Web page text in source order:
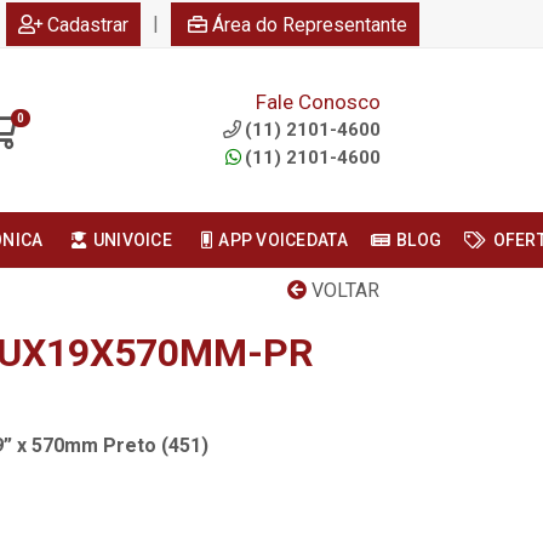
Cadastrar | Área do Representante
0
Fale Conosco
(11) 2101-4600
(11) 2101-4600
UNIVOICE APP VOICEDATA BLOG
VOLTAR
PR
x 570mm Preto (451)